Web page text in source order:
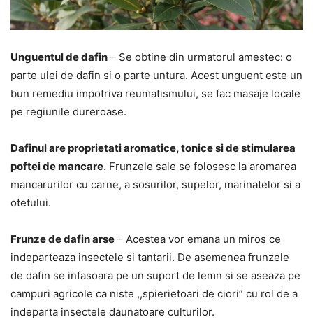
Unguentul de dafin – Se obtine din urmatorul amestec: o
parte ulei de dafin si o parte untura. Acest unguent este un
bun remediu impotriva reumatismului, se fac masaje locale
pe regiunile dureroase.
Dafinul are proprietati aromatice, tonice si de stimularea
poftei de mancare. Frunzele sale se folosesc la aromarea
mancarurilor cu carne, a sosurilor, supelor, marinatelor si a
otetului.
Frunze de dafin arse – Acestea vor emana un miros ce
indeparteaza insectele si tantarii. De asemenea frunzele
de dafin se infasoara pe un suport de lemn si se aseaza pe
campuri agricole ca niste ,,spierietoari de ciori” cu rol de a
indeparta insectele daunatoare culturilor.